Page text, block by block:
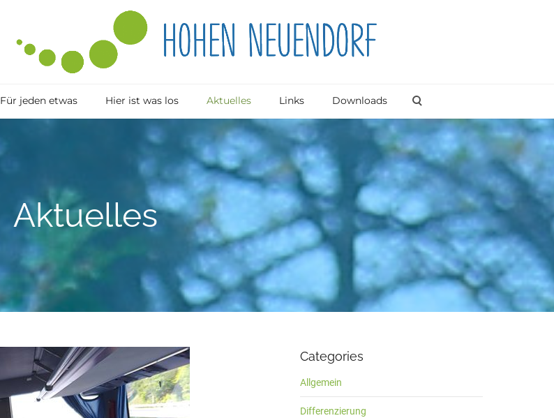
Für jeden etwas Hier ist was los Aktuelles Links Downloads
Aktuelles
Categories
Allgemein
Differenzierung